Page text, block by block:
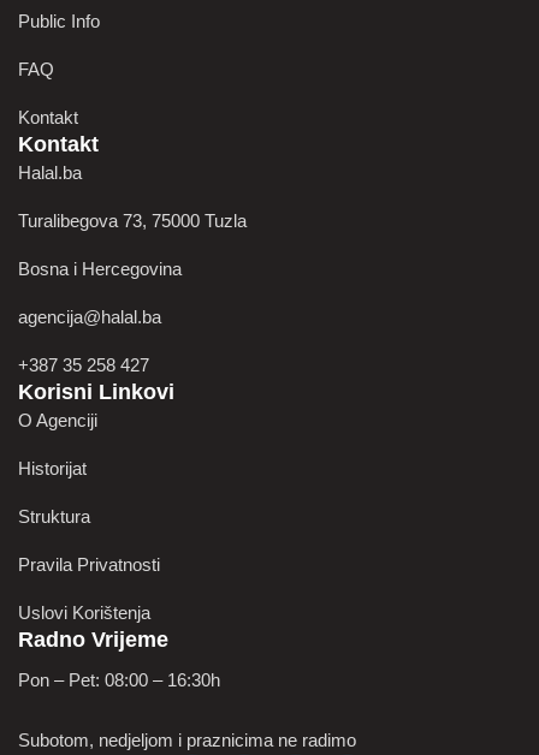
Public Info
FAQ
Kontakt
Kontakt
Halal.ba
Turalibegova 73, 75000 Tuzla
Bosna i Hercegovina
agencija@halal.ba
+387 35 258 427
Korisni Linkovi
O Agenciji
Historijat
Struktura
Pravila Privatnosti
Uslovi Korištenja
Radno Vrijeme
Pon – Pet: 08:00 – 16:30h
Subotom, nedjeljom i praznicima ne radimo